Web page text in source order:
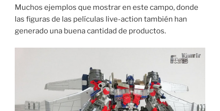
Muchos ejemplos que mostrar en este campo, donde
las figuras de las películas live-action también han
generado una buena cantidad de productos.